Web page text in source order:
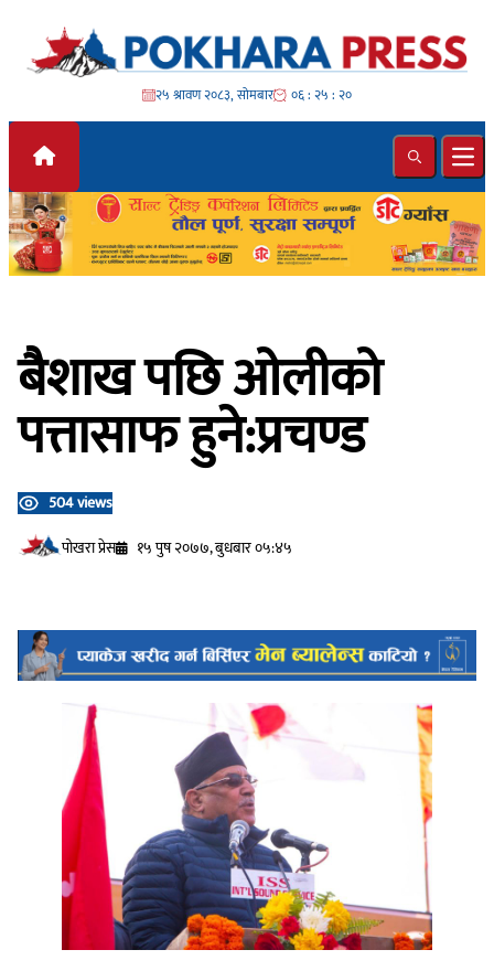
Skip to content
२५ श्रावण २०८३, सोमबार ०६ : २५ : २१
Search
बैशाख पछि ओलीको
पत्तासाफ हुने:प्रचण्ड
504 views
प‍ोखरा प्रेस
१५ पुष २०७७, बुधबार ०५:४५